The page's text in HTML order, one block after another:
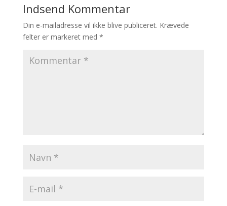
Indsend Kommentar
Din e-mailadresse vil ikke blive publiceret. Krævede
felter er markeret med *